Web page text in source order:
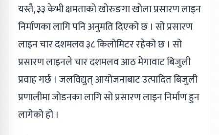
यस्तै, ३३ केभी क्षमताको खोरुङगा खोला प्रसारण लाइन
निर्माणका लागि पनि अनुमति दिएको छ । सो प्रसारण
लाइन चार दशमलव ३८ किलोमिटर रहेको छ । सो
प्रसारण लाइनले चार दशमलव आठ मेगावाट बिजुली
प्रवाह गर्छ । जलविद्युत् आयोजनाबाट उत्पादित बिजुली
प्रणालीमा जोडनका लागि सो प्रसारण लाइन निर्माण हुन
लागेको हो ।